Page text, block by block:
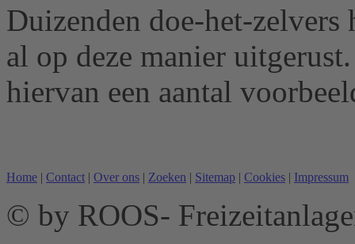
Duizenden doe-het-zelvers
al op deze manier uitgerust.
hiervan een aantal
Home | Contact | Over ons | Zoeken | Sitemap | Cookies | Impressum
© by ROOS-